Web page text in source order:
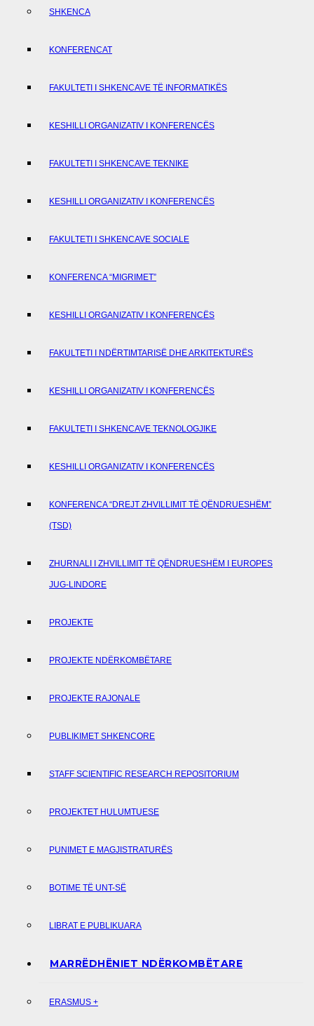
SHKENCA
KONFERENCAT
FAKULTETI I SHKENCAVE TË INFORMATIKËS
KESHILLI ORGANIZATIV I KONFERENCËS
FAKULTETI I SHKENCAVE TEKNIKE
KESHILLI ORGANIZATIV I KONFERENCËS
FAKULTETI I SHKENCAVE SOCIALE
KONFERENCA “MIGRIMET”
KESHILLI ORGANIZATIV I KONFERENCËS
FAKULTETI I NDËRTIMTARISË DHE ARKITEKTURËS
KESHILLI ORGANIZATIV I KONFERENCËS
FAKULTETI I SHKENCAVE TEKNOLOGJIKE
KESHILLI ORGANIZATIV I KONFERENCËS
KONFERENCA “DREJT ZHVILLIMIT TË QËNDRUESHËM”
(TSD)
ZHURNALI I ZHVILLIMIT TË QËNDRUESHËM I EUROPES
JUG-LINDORE
PROJEKTE
PROJEKTE NDËRKOMBËTARE
PROJEKTE RAJONALE
PUBLIKIMET SHKENCORE
STAFF SCIENTIFIC RESEARCH REPOSITORIUM
PROJEKTET HULUMTUESE
PUNIMET E MAGJISTRATURËS
BOTIME TË UNT-SË
LIBRAT E PUBLIKUARA
MARRËDHËNIET NDËRKOMBËTARE
ERASMUS +